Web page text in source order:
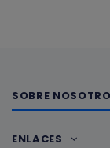
SOBRE
ENLACES